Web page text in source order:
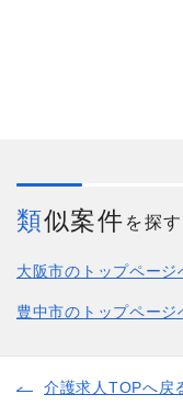
類似案件 を探す
大阪市のトップページ
豊中市のトップページ
介護求人TOPへ戻